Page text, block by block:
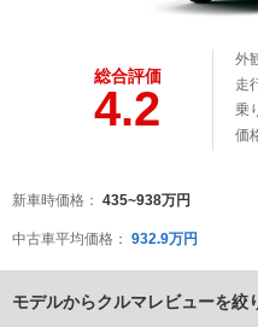
総合評価
4.2
外
走
乗
価
新車時価格： 435~938万円
中古車平均価格： 932.9万円
モデルからクルマレビューを絞